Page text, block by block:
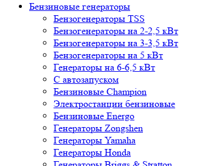
Бензиновые генераторы
Бензогенераторы TSS
Бензогенераторы на 2-2,5 кВт
Бензогенераторы на 3-3,5 кВт
Бензогенераторы на 5 кВт
Генераторы на 6-6,5 кВт
С автозапуском
Бензиновые Champion
Электростанции бензиновые
Бензиновые Energo
Генераторы Zongshen
Генераторы Yamaha
Генераторы Honda